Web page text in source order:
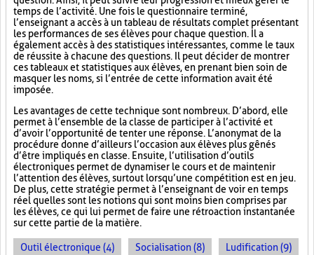
temps de l’activité. Une fois le questionnaire terminé,
l’enseignant a accès à un tableau de résultats complet présentant
les performances de ses élèves pour chaque question. Il a
également accès à des statistiques intéressantes, comme le taux
de réussite à chacune des questions. Il peut décider de montrer
ces tableaux et statistiques aux élèves, en prenant bien soin de
masquer les noms, si l’entrée de cette information avait été
imposée.
Les avantages de cette technique sont nombreux. D’abord, elle
permet à l’ensemble de la classe de participer à l’activité et
d’avoir l’opportunité de tenter une réponse. L’anonymat de la
procédure donne d’ailleurs l’occasion aux élèves plus gênés
d’être impliqués en classe. Ensuite, l’utilisation d’outils
électroniques permet de dynamiser le cours et de maintenir
l’attention des élèves, surtout lorsqu’une compétition est en jeu.
De plus, cette stratégie permet à l’enseignant de voir en temps
réel quelles sont les notions qui sont moins bien comprises par
les élèves, ce qui lui permet de faire une rétroaction instantanée
sur cette partie de la matière.
Outil électronique (4) Socialisation (8) Ludification (9)